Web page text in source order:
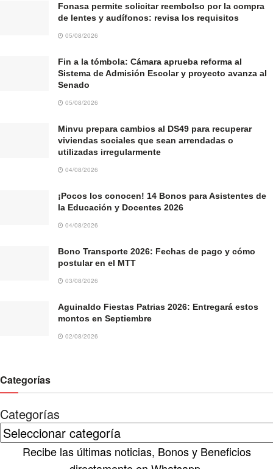
Fonasa permite solicitar reembolso por la compra
de lentes y audífonos: revisa los requisitos
05/08/2026
Fin a la tómbola: Cámara aprueba reforma al
Sistema de Admisión Escolar y proyecto avanza al
Senado
05/08/2026
Minvu prepara cambios al DS49 para recuperar
viviendas sociales que sean arrendadas o
utilizadas irregularmente
04/08/2026
¡Pocos los conocen! 14 Bonos para Asistentes de
la Educación y Docentes 2026
04/08/2026
Bono Transporte 2026: Fechas de pago y cómo
postular en el MTT
03/08/2026
Aguinaldo Fiestas Patrias 2026: Entregará estos
montos en Septiembre
02/08/2026
Categorías
Categorías
Recibe las últimas noticias, Bonos y Beneficios